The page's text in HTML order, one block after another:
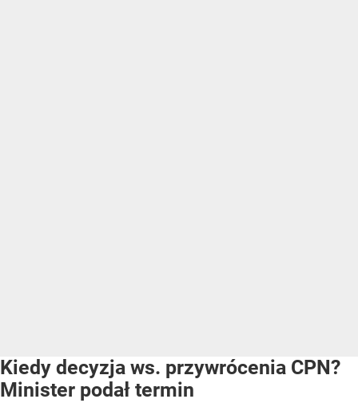
Kiedy decyzja ws. przywrócenia CPN?
Minister podał termin